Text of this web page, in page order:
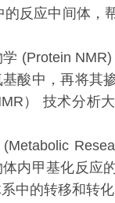
的反应中间体，
(Protein NMR)
酸中，再将其
） 技术分析
内甲基化反应
中的转移和转化